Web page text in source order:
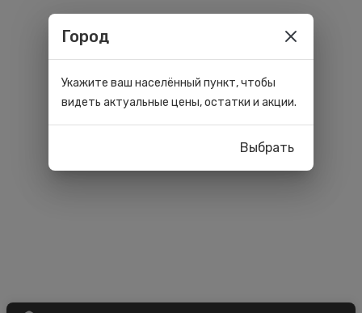
Город
Укажите ваш населённый пункт, чтобы
видеть актуальные цены, остатки и акции.
Выбрать